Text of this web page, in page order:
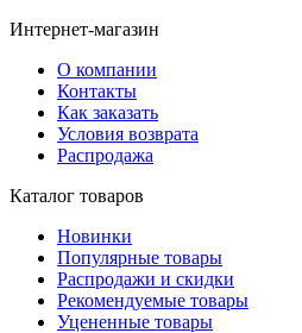
Интернет-магазин
О компании
Контакты
Как заказать
Условия возврата
Распродажа
Каталог товаров
Новинки
Популярные товары
Распродажи и скидки
Рекомендуемые товары
Уцененные товары